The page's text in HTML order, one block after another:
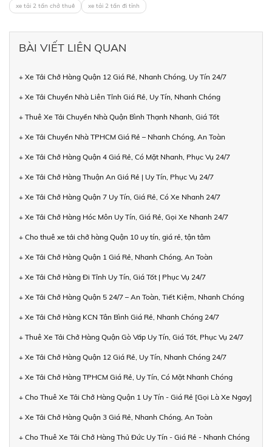
xe tải 2 tấn chở thuê
xe tải 2 tấn đi tỉnh
BÀI VIẾT LIÊN QUAN
+ Xe Tải Chở Hàng Quận 12 Giá Rẻ, Nhanh Chóng, Uy Tín 24/7
+ Xe Tải Chuyển Nhà Liên Tỉnh Giá Rẻ, Uy Tín, Nhanh Chóng
+ Thuê Xe Tải Chuyển Nhà Quận Bình Thạnh Nhanh, Giá Tốt
+ Xe Tải Chuyển Nhà TPHCM Giá Rẻ – Nhanh Chóng, An Toàn
+ Xe Tải Chở Hàng Quận 4 Giá Rẻ, Có Mặt Nhanh, Phục Vụ 24/7
+ Xe Tải Chở Hàng Thuận An Giá Rẻ | Uy Tín, Phục Vụ 24/7
+ Xe Tải Chở Hàng Quận 7 Uy Tín, Giá Rẻ, Có Xe Nhanh 24/7
+ Xe Tải Chở Hàng Hóc Môn Uy Tín, Giá Rẻ, Gọi Xe Nhanh 24/7
+ Cho thuê xe tải chở hàng Quận 10 uy tín, giá rẻ, tận tâm
+ Xe Tải Chở Hàng Quận 1 Giá Rẻ, Nhanh Chóng, An Toàn
+ Xe Tải Chở Hàng Đi Tỉnh Uy Tín, Giá Tốt | Phục Vụ 24/7
+ Xe Tải Chở Hàng Quận 5 24/7 – An Toàn, Tiết Kiệm, Nhanh Chóng
+ Xe Tải Chở Hàng KCN Tân Bình Giá Rẻ, Nhanh Chóng 24/7
+ Thuê Xe Tải Chở Hàng Quận Gò Vấp Uy Tín, Giá Tốt, Phục Vụ 24/7
+ Xe Tải Chở Hàng Quận 12 Giá Rẻ, Uy Tín, Nhanh Chóng 24/7
+ Xe Tải Chở Hàng TPHCM Giá Rẻ, Uy Tín, Có Mặt Nhanh Chóng
+ Cho Thuê Xe Tải Chở Hàng Quận 1 Uy Tín - Giá Rẻ [Gọi Là Xe Ngay]
+ Xe Tải Chở Hàng Quận 3 Giá Rẻ, Nhanh Chóng, An Toàn
+ Cho Thuê Xe Tải Chở Hàng Thủ Đức Uy Tín - Giá Rẻ - Nhanh Chóng